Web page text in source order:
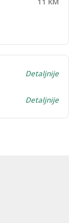
Detaljnije
Detaljnije